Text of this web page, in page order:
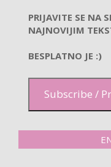
PRIJAVITE SE NA
NAJNOVIJIM
BESPLATNO JE :)
Subscribe /